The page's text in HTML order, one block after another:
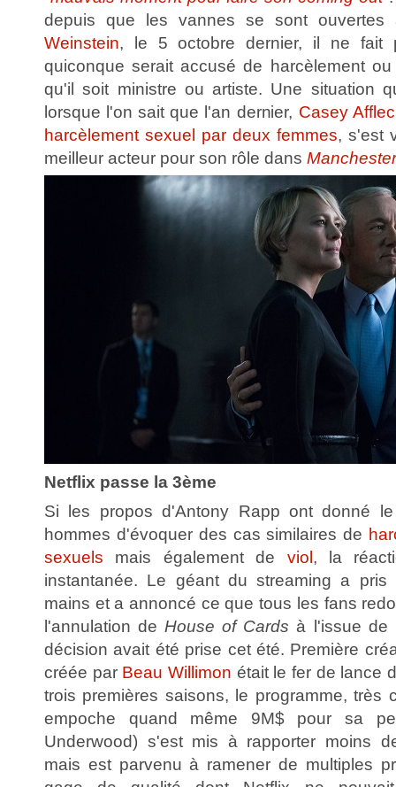
depuis que les vannes se sont
Weinstein, le 5 octobre dernier, il ne fait
quiconque serait accusé de harcèlement
qu'il soit ministre ou artiste. Une situation
lorsque l'on sait que l'an dernier, Casey
harcèlement sexuel par deux femmes, s'est
meilleur acteur pour son rôle dans
Netflix passe la 3ème
Si les propos d'Antony Rapp ont donné
hommes d'évoquer des cas similaires de
sexuels mais également de viol, la
instantanée. Le géant du streaming a
mains et a annoncé ce que tous les fans
l'annulation deHouse of Cards à l'issue de
décision avait été prise cet été. Première
créée par Beau Willimon était le fer de lance
trois premières saisons, le programme, très
empoche quand même 9M$ pour sa
Underwood) s'est mis à rapporter moins
mais est parvenu à ramener de multiples